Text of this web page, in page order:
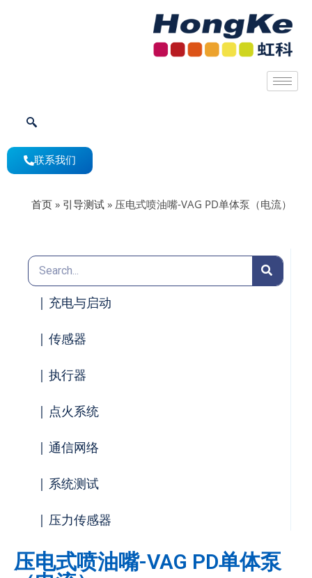
联系我们
首页 » 引导测试 » 压电式喷油嘴-VAG PD单体泵（电流）
| 充电与启动
| 传感器
| 执行器
| 点火系统
| 通信网络
| 系统测试
| 压力传感器
压电式喷油嘴-VAG PD单体泵